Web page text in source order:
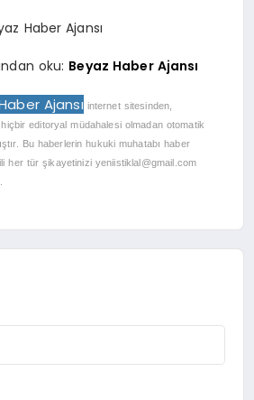
Haber Ajansı
oku: Beyaz Haber Ajansı
Ajansı internet sitesinden,
editoryal müdahalesi olmadan otomatik
Bu haberlerin hukuki muhatabı haber
her tür şikayetinizi yeniistiklal@gmail.com